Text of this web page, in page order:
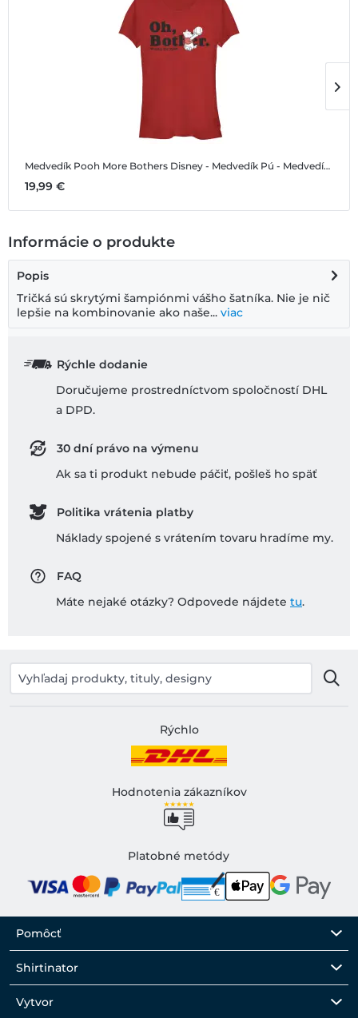
Medvedík Pooh More Bothers Disney - Medvedík Pú - Medvedík Pooh More Bothers - Dámske Tričko
19,99 €
Informácie o produkte
Popis
Tričká sú skrytými šampiónmi vášho šatníka. Nie je nič
lepšie na kombinovanie ako naše... viac
Rýchle dodanie
Doručujeme prostredníctvom spoločností DHL
a DPD.
30 dní právo na výmenu
Ak sa ti produkt nebude páčiť, pošleš ho späť
Politika vrátenia platby
Náklady spojené s vrátením tovaru hradíme my.
FAQ
Máte nejaké otázky? Odpovede nájdete tu.
Rýchlo
Hodnotenia zákazníkov
Platobné metódy
Pomôcť
Shirtinator
Vytvor